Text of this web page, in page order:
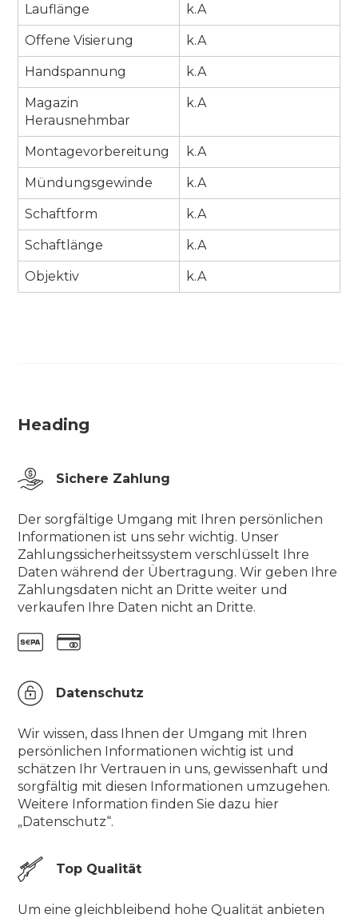
Lauflänge k.A
Offene Visierung k.A
Handspannung k.A
Magazin
Herausnehmbar
k.A
Montagevorbereitung k.A
Mündungsgewinde k.A
Schaftform k.A
Schaftlänge k.A
Objektiv k.A
Heading
Sichere Zahlung
Der sorgfältige Umgang mit Ihren persönlichen
Informationen ist uns sehr wichtig. Unser
Zahlungssicherheitssystem verschlüsselt Ihre
Daten während der Übertragung. Wir geben Ihre
Zahlungsdaten nicht an Dritte weiter und
verkaufen Ihre Daten nicht an Dritte.
Datenschutz
Wir wissen, dass Ihnen der Umgang mit Ihren
persönlichen Informationen wichtig ist und
schätzen Ihr Vertrauen in uns, gewissenhaft und
sorgfältig mit diesen Informationen umzugehen.
Weitere Information finden Sie dazu hier
„Datenschutz“.
Top Qualität
Um eine gleichbleibend hohe Qualität anbieten